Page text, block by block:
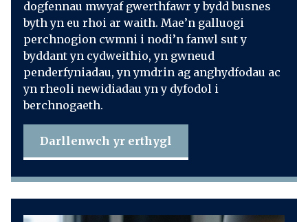
dogfennau mwyaf gwerthfawr y bydd busnes
byth yn eu rhoi ar waith. Mae’n galluogi
perchnogion cwmni i nodi’n fanwl sut y
byddant yn cydweithio, yn gwneud
penderfyniadau, yn ymdrin ag anghydfodau ac
yn rheoli newidiadau yn y dyfodol i
berchnogaeth.
Darllenwch yr erthygl